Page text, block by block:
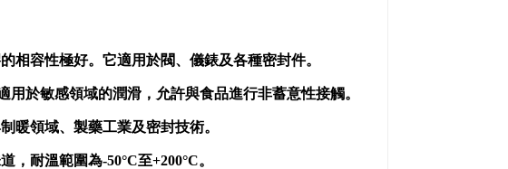
相容性極好。它適用於閥、儀錶及各種密封件。
於敏感領域的潤滑，允許與食品進行非蓄意性接觸。
暖領域、製藥工業及密封技術。
耐溫範圍為-50°C至+200°C。